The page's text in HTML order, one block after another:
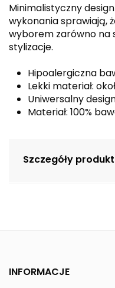
Minimalistyczny
wykonania sprawiają,
wyborem zarówno na
stylizacje.
Hipoalergiczna
Lekki materiał:
Uniwersalny
Materiał: 100%
Szczegóły
INFORMACJE